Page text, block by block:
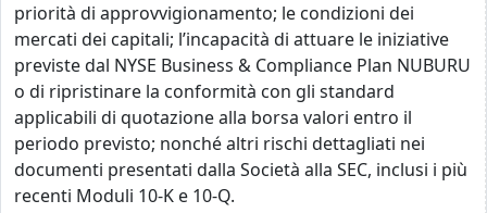
priorità di approvvigionamento; le condizioni dei
mercati dei capitali; l’incapacità di attuare le iniziative
previste dal NYSE Business & Compliance Plan NUBURU
o di ripristinare la conformità con gli standard
applicabili di quotazione alla borsa valori entro il
periodo previsto; nonché altri rischi dettagliati nei
documenti presentati dalla Società alla SEC, inclusi i più
recenti Moduli 10-K e 10-Q.